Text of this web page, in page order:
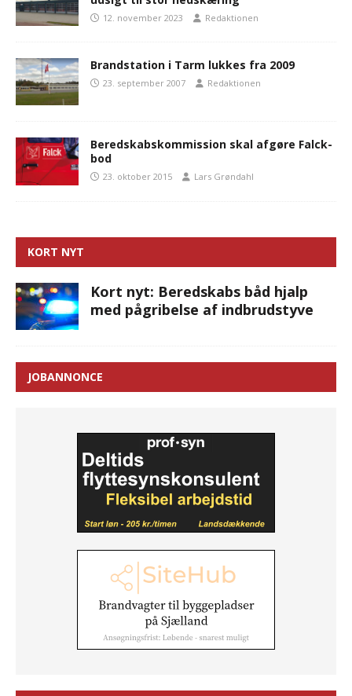
12. november 2023 Redaktionen
Brandstation i Tarm lukkes fra 2009
23. september 2007 Redaktionen
Beredskabskommission skal afgøre Falck-
bod
23. oktober 2015 Lars Grøndahl
KORT NYT
Kort nyt: Beredskabs båd hjalp
med pågribelse af indbrudstyve
JOBANNONCE